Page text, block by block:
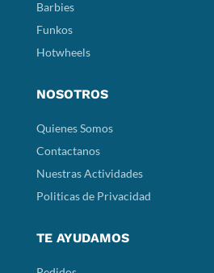
Barbies
Funkos
Hotwheels
NOSOTROS
Quienes Somos
Contactanos
Nuestras Actividades
Politicas de Privacidad
TE AYUDAMOS